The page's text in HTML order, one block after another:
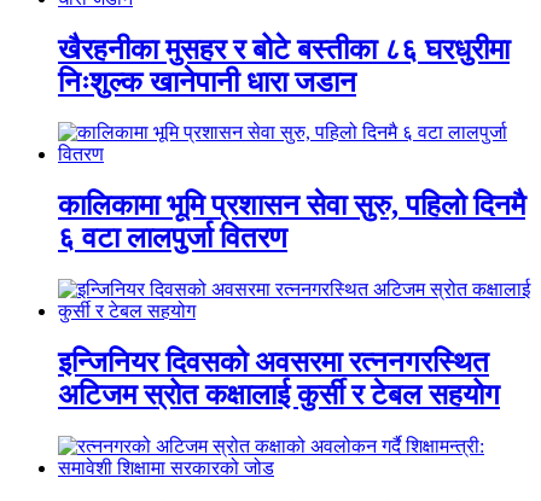
खैरहनीका मुसहर र बोटे बस्तीका ८६ घरधुरीमा
निःशुल्क खानेपानी धारा जडान
कालिकामा भूमि प्रशासन सेवा सुरु, पहिलो दिनमै
६ वटा लालपुर्जा वितरण
इन्जिनियर दिवसको अवसरमा रत्ननगरस्थित
अटिजम स्रोत कक्षालाई कुर्सी र टेबल सहयोग